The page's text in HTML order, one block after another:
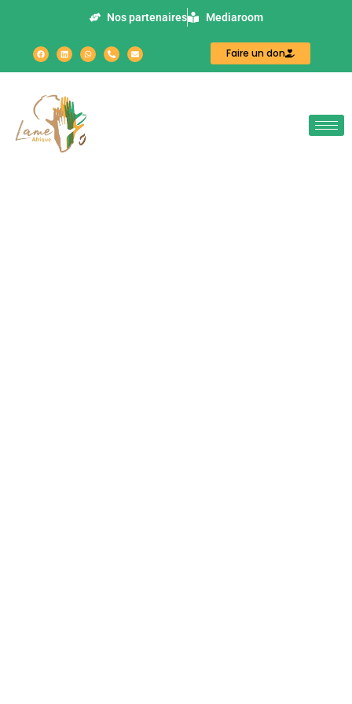
Nos partenaires Mediaroom
Faire un don